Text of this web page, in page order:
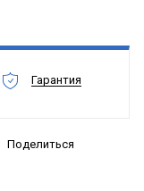
Гарантия
Поделиться